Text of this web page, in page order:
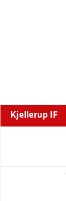
Kjellerup IF